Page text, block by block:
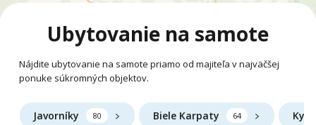
Ubytovanie na samote
Nájdite ubytovanie na samote priamo od majiteľa v najväčšej
ponuke súkromných objektov.
Javorníky 80 Biele Karpaty 64